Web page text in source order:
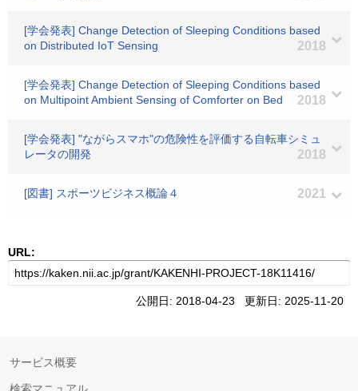
[学会発表] Change Detection of Sleeping Conditions based
on Distributed IoT Sensing
2018
[学会発表] Change Detection of Sleeping Conditions based
on Multipoint Ambient Sensing of Comforter on Bed
2018
[学会発表] "ながらスマホ"の危険性を評価する自転車シミュ
レータの開発
2018
[図書] スポーツビジネス概論４ 2021
URL:
公開日: 2018-04-23 更新日: 2025-11-20
サービス概要